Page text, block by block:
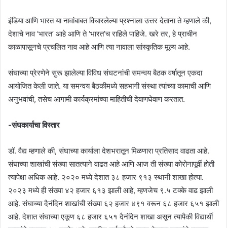
इंडिया आणि भारत या नावांबाबत विचारलेल्या प्रश्नाला उत्तर देताना ते म्हणाले की,
देशाचे नाव ‘भारत’ आहे आणि ते ‘भारत’च राहिले पाहिजे. खरे तर, हे प्राचीन
काळापासूनचे प्रचलित नाव आहे आणि त्या नावाला सांस्कृतिक मूल्य आहे.
संघाच्या प्रेरणेने सुरू झालेल्या विविध संघटनांची समन्वय बैठक वर्षातून एकदा
आयोजित केली जाते. या समन्वय बैठकीमध्ये सहभागी संस्था त्यांच्या कामाची आणि
अनुभवांची, तसेच आगामी कार्यक्रमांच्या माहितीची देवाणघेवाण करतात.
-संघकार्याचा विस्तार
डॉ. वैद्य म्हणाले की, संघाच्या कार्याला देशभरातून मिळणारा प्रतिसाद वाढता आहे.
संघाच्या शाखांची संख्या सातत्याने वाढत आहे आणि आज ती संख्या कोरोनापूर्वी होती
त्यापेक्षा अधिक आहे. २०२० मध्ये देशात ३८ हजार ९१३ स्थानी शाखा होत्या.
२०२३ मध्ये ही संख्या ४२ हजार ६१३ झाली आहे, म्हणजेच ९.५ टक्के वाढ झाली
आहे. संघाच्या दैनंदिन शाखांची संख्या ६२ हजार ४९१ वरून ६८ हजार ६५१ झाली
आहे. देशात संघाच्या एकूण ६८ हजार ६५१ दैनंदिन शाखा असून त्यापैकी विद्यार्थी